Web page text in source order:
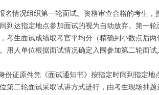
情况组织第一轮面试。资格审查合格的考生，
到达指定地点参加面试的视为自动放弃。第一轮
考生面试成绩取考官平均分（精确到小数点后
用人单位根据面试情况确定入围参加第二轮面
证原件凭《面试通知书》按指定时间到指定地
第二轮面试采取试讲方式进行，由考生现场抽